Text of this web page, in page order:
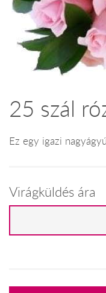
25 szál
Ez egy igazi
Virágküldés ára